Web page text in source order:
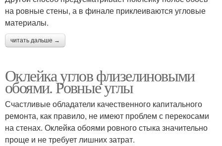
на ровные стены, а в финале приклеиваются угловые
материалы.
читать дальше →
Оклейка углов флизелиновыми
обоями. Ровные углы
Счастливые обладатели качественного капитального
ремонта, как правило, не имеют проблем с перекосами
на стенах. Оклейка обоями ровного стыка значительно
проще и не требует лишних затрат.